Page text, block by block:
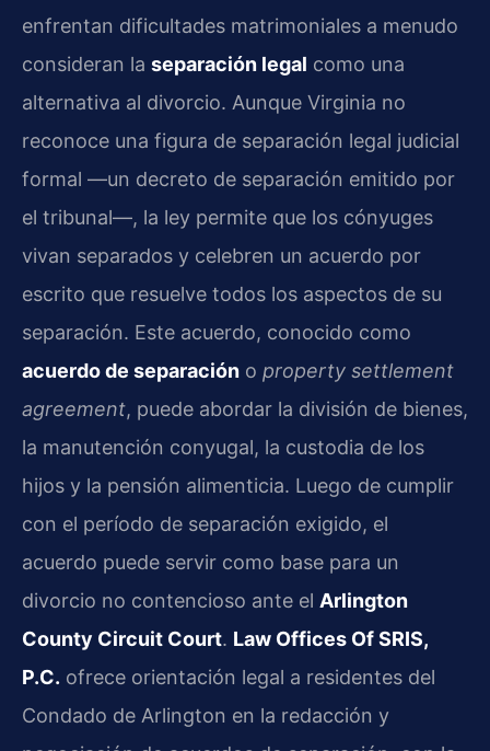
enfrentan dificultades matrimoniales a menudo
consideran la separación legal como una
alternativa al divorcio. Aunque Virginia no
reconoce una figura de separación legal judicial
formal —un decreto de separación emitido por
el tribunal—, la ley permite que los cónyuges
vivan separados y celebren un acuerdo por
escrito que resuelve todos los aspectos de su
separación. Este acuerdo, conocido como
acuerdo de separación o property settlement
agreement, puede abordar la división de bienes,
la manutención conyugal, la custodia de los
hijos y la pensión alimenticia. Luego de cumplir
con el período de separación exigido, el
acuerdo puede servir como base para un
divorcio no contencioso ante el Arlington
County Circuit Court. Law Offices Of SRIS,
P.C. ofrece orientación legal a residentes del
Condado de Arlington en la redacción y